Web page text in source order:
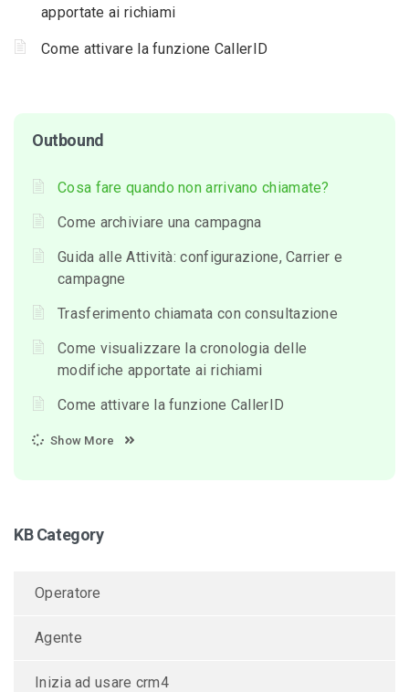
apportate ai richiami
Come attivare la funzione CallerID
Outbound
Cosa fare quando non arrivano chiamate?
Come archiviare una campagna
Guida alle Attività: configurazione, Carrier e
campagne
Trasferimento chiamata con consultazione
Come visualizzare la cronologia delle
modifiche apportate ai richiami
Come attivare la funzione CallerID
Show More
KB Category
Operatore
Agente
Inizia ad usare crm4